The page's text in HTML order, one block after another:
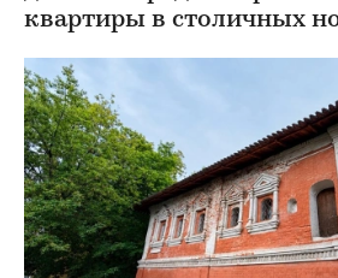
квартиры в столичных